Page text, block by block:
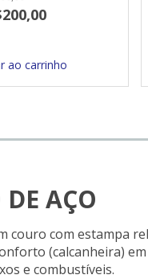
ao carrinho
AÇO
couro com estampa
(calcanheira)
e combustíveis.